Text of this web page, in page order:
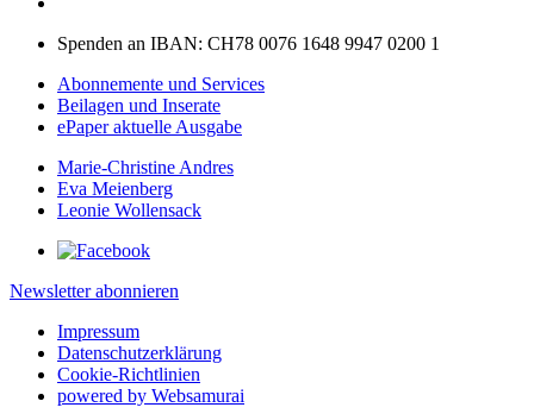
Spenden an IBAN: CH78 0076 1648 9947 0200 1
Abonnemente und Services
Beilagen und Inserate
ePaper aktuelle Ausgabe
Marie-Christine Andres
Eva Meienberg
Leonie Wollensack
Newsletter abonnieren
Impressum
Datenschutzerklärung
Cookie-Richtlinien
powered by Websamurai